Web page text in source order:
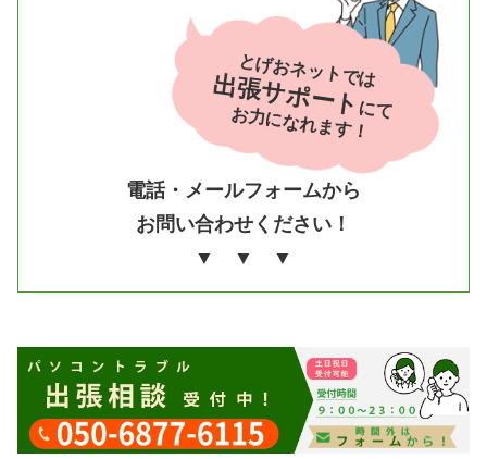
電話・メールフォームから
お問い合わせください！
▼ ▼ ▼
とげおネットでは
出張サポートにて
お力になれます！